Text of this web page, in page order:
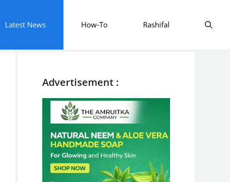
Latest News How-To Rashifal
Advertisement :